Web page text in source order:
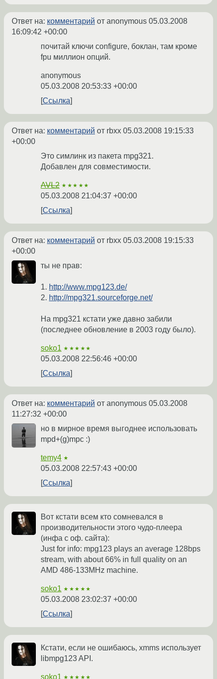
Ответ на: комментарий от anonymous 05.03.2008
16:09:42 +00:00
почитай ключи configure, боклан, там кроме
fpu миллион опций.
anonymous
05.03.2008 20:53:33 +00:00
Ссылка
Ответ на: комментарий от rbxx 05.03.2008 19:15:33
+00:00
Это симлинк из пакета mpg321.
Добавлен для совместимости.
AVL2 ★★★★★
05.03.2008 21:04:37 +00:00
Ссылка
Ответ на: комментарий от rbxx 05.03.2008 19:15:33
+00:00
ты не прав:
1. http://www.mpg123.de/
2. http://mpg321.sourceforge.net/
На mpg321 кстати уже давно забили
(последнее обновление в 2003 году было).
soko1 ★★★★★
05.03.2008 22:56:46 +00:00
Ссылка
Ответ на: комментарий от anonymous 05.03.2008
11:27:32 +00:00
но в мирное время выгоднее использовать
mpd+(g)mpc :)
temy4 ★
05.03.2008 22:57:43 +00:00
Ссылка
Вот кстати всем кто сомневался в
производительности этого чудо-плеера
(инфа с оф. сайта):
Just for info: mpg123 plays an average 128bps
stream, with about 66% in full quality on an
AMD 486-133MHz machine.
soko1 ★★★★★
05.03.2008 23:02:37 +00:00
Ссылка
Кстати, если не ошибаюсь, xmms использует
libmpg123 API.
soko1 ★★★★★